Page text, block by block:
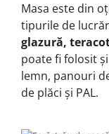
Masa este din
tipurile de
glazură,
poate fi folosit
lemn, panouri
de plăci și PAL.